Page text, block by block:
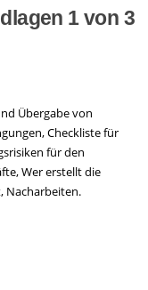
1 von 3
Übergabe von
Checkliste für
für den
Wer erstellt die
Nacharbeiten.